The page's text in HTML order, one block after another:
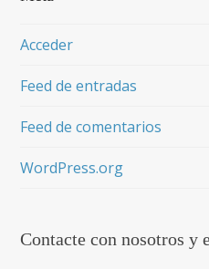
Acceder
Feed de entradas
Feed de comentarios
WordPress.org
Contacte con nosotros y